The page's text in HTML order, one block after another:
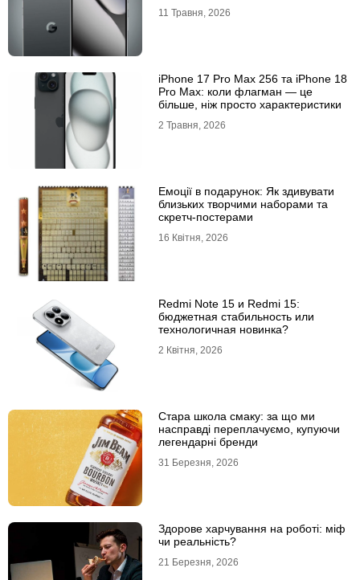
11 Травня, 2026
iРhone 17 Рro Мax 256 та iРhone 18
Рro Мax: коли флагман — це
більше, ніж просто характеристики
2 Травня, 2026
Емоції в подарунок: Як здивувати
близьких творчими наборами та
скретч-постерами
16 Квітня, 2026
Redmi Note 15 и Redmi 15:
бюджетная стабильность или
технологичная новинка?
2 Квітня, 2026
Стара школа смаку: за що ми
насправді переплачуємо, купуючи
легендарні бренди
31 Березня, 2026
Здорове харчування на роботі: міф
чи реальність?
21 Березня, 2026